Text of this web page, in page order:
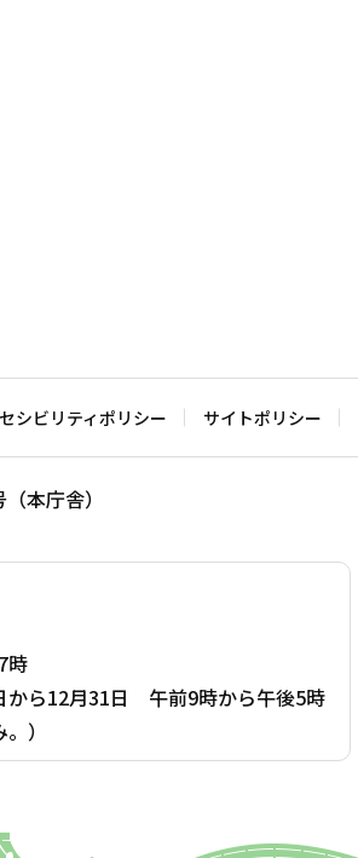
シビリティポリシー サイトポリシー
本庁舎）
時
から12月31日 午前9時から午後5時
）